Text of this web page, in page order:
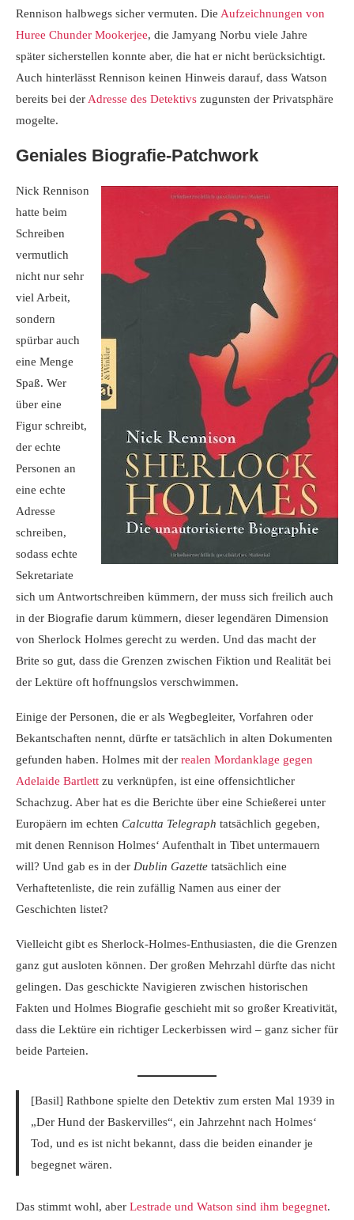
Rennison halbwegs sicher vermuten. Die Aufzeichnungen von
Huree Chunder Mookerjee, die Jamyang Norbu viele Jahre
später sicherstellen konnte aber, die hat er nicht berücksichtigt.
Auch hinterlässt Rennison keinen Hinweis darauf, dass Watson
bereits bei der Adresse des Detektivs zugunsten der Privatsphäre
mogelte.
Geniales Biografie-Patchwork
Nick Rennison
hatte beim
Schreiben
vermutlich
nicht nur sehr
viel Arbeit,
sondern
spürbar auch
eine Menge
Spaß. Wer
über eine
Figur schreibt,
der echte
Personen an
eine echte
Adresse
schreiben,
sodass echte
Sekretariate
sich um Antwortschreiben kümmern, der muss sich freilich auch
in der Biografie darum kümmern, dieser legendären Dimension
von Sherlock Holmes gerecht zu werden. Und das macht der
Brite so gut, dass die Grenzen zwischen Fiktion und Realität bei
der Lektüre oft hoffnungslos verschwimmen.
Einige der Personen, die er als Wegbegleiter, Vorfahren oder
Bekantschaften nennt, dürfte er tatsächlich in alten Dokumenten
gefunden haben. Holmes mit der realen Mordanklage gegen
Adelaide Bartlett zu verknüpfen, ist eine offensichtlicher
Schachzug. Aber hat es die Berichte über eine Schießerei unter
Europäern im echten Calcutta Telegraph tatsächlich gegeben,
mit denen Rennison Holmes‘ Aufenthalt in Tibet untermauern
will? Und gab es in der Dublin Gazette tatsächlich eine
Verhaftetenliste, die rein zufällig Namen aus einer der
Geschichten listet?
Vielleicht gibt es Sherlock-Holmes-Enthusiasten, die die Grenzen
ganz gut ausloten können. Der großen Mehrzahl dürfte das nicht
gelingen. Das geschickte Navigieren zwischen historischen
Fakten und Holmes Biografie geschieht mit so großer Kreativität,
dass die Lektüre ein richtiger Leckerbissen wird – ganz sicher für
beide Parteien.
[Basil] Rathbone spielte den Detektiv zum ersten Mal 1939 in
„Der Hund der Baskervilles“, ein Jahrzehnt nach Holmes‘
Tod, und es ist nicht bekannt, dass die beiden einander je
begegnet wären.
Das stimmt wohl, aber Lestrade und Watson sind ihm begegnet.